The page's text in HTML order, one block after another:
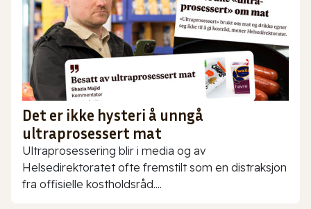
Det er ikke hysteri å unngå
ultraprosessert mat
Ultraprosessering blir i media og av
Helsedirektoratet ofte fremstilt som en distraksjon
fra offisielle kostholdsråd....